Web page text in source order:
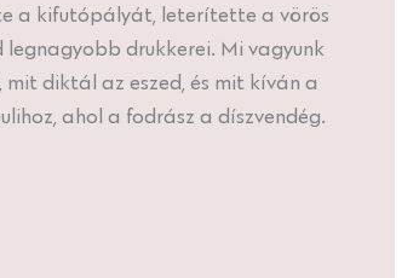
a kifutópályát, leterítette a vörös
drukkerei. Mi vagyunk
diktál az eszed, és mit kíván a
ahol a fodrász a díszvendég.